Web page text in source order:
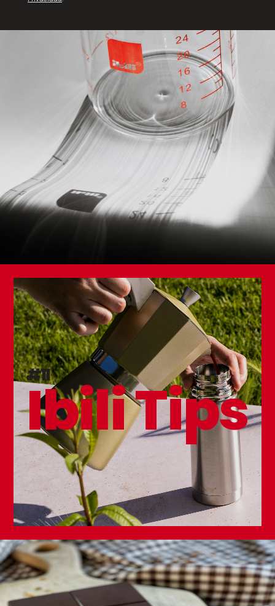
Pincel / Pinza (Bote 10+10 uds.)
NEW
Espátula Rectangular Ecoprof
#11
Ibili Tips